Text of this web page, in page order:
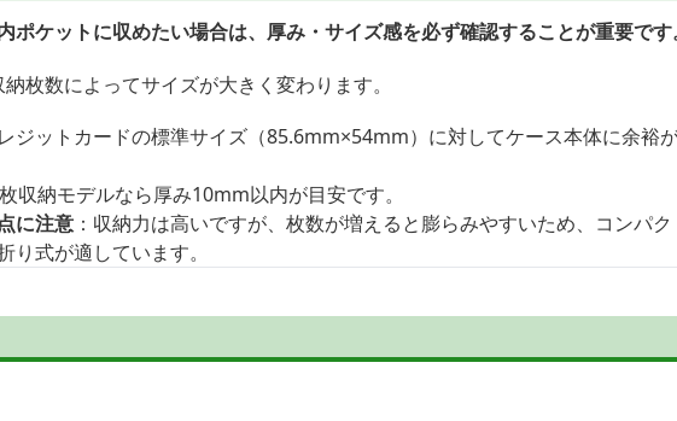
ポケットに収めたい場合は、厚み・サイズ感を必ず確認することが重要です
枚数によってサイズが大きく変わります。
ジットカードの標準サイズ（85.6mm×54mm）に対してケース本体に余裕
収納モデルなら厚み10mm以内が目安です。
に注意 ：収納力は高いですが、枚数が増えると膨らみやすいため、コンパク
式が適しています。